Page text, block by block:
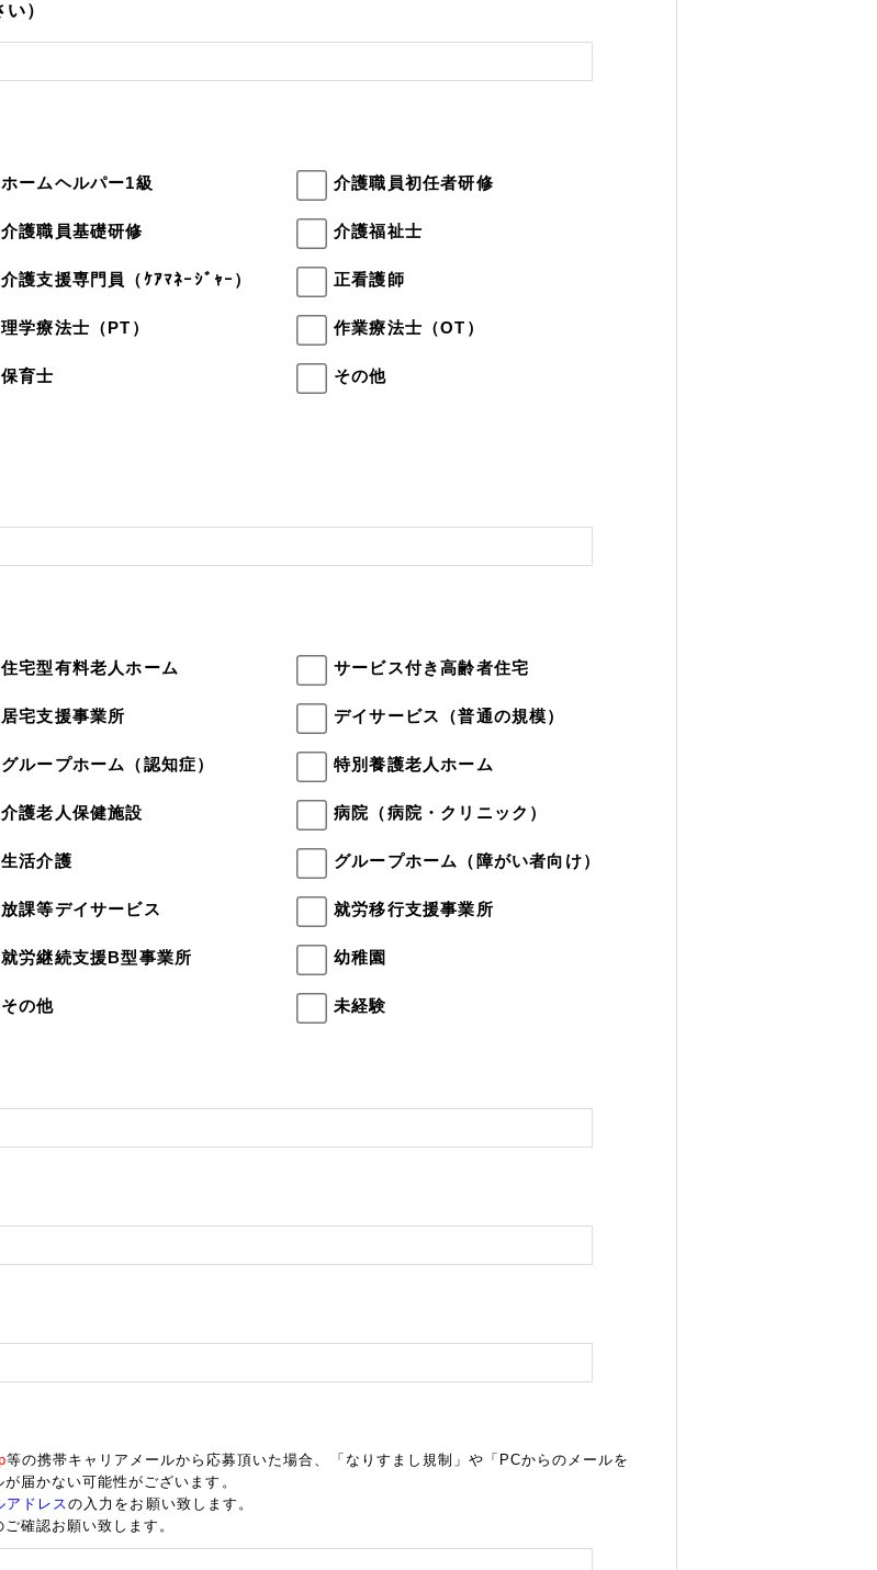
）
ホームヘルパー1級 介護職員初任者研修
介護職員基礎研修 介護福祉士
介護支援専門員（ｹｱﾏﾈｰｼﾞｬｰ） 正看護師
理学療法士（PT） 作業療法士（OT）
保育士 その他
住宅型有料老人ホーム サービス付き高齢者住宅
居宅支援事業所 デイサービス（普通の規模）
グループホーム（認知症） 特別養護老人ホーム
介護老人保健施設 病院（病院・クリニック）
生活介護 グループホーム（障がい者向け）
放課等デイサービス 就労移行支援事業所
就労継続支援B型事業所 幼稚園
その他 未経験
等の携帯キャリアメールから応募頂いた場合、「なりすまし規制」や「PCからのメールを
届かない可能性がございます。
アドレスの入力をお願い致します。
ご確認お願い致します。